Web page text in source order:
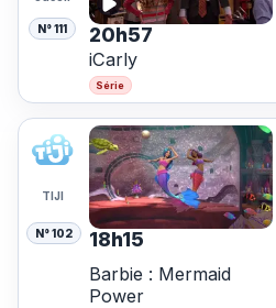
N° 111 20h57
iCarly
Série
TIJI
N° 102 18h15
Barbie : Mermaid
Power